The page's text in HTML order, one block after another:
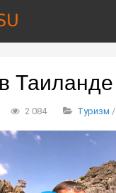
Таиланде
2 084 Туризм /